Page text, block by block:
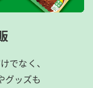
でなく、
グッズも